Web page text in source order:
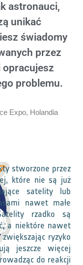
astronauci,
unikać
świadomy
przez
opracujesz
problemu.
Expo, Holandia
stworzone przez
które nie są już
satelity lub
nawet małe
rzadko są
a niektóre nawet
ryzyko
jeszcze więcej
do reakcji